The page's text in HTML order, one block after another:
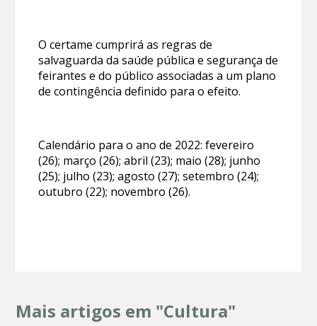
O certame cumprirá as regras de
salvaguarda da saúde pública e segurança de
feirantes e do público associadas a um plano
de contingência definido para o efeito.
Calendário para o ano de 2022: fevereiro
(26); março (26); abril (23); maio (28); junho
(25); julho (23); agosto (27); setembro (24);
outubro (22); novembro (26).
Mais artigos em "Cultura"